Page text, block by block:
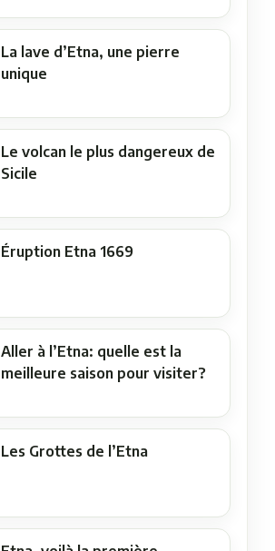
La lave d’Etna, une pierre
unique
Le volcan le plus dangereux de
Sicile
Éruption Etna 1669
Aller à l’Etna: quelle est la
meilleure saison pour visiter?
Les Grottes de l’Etna